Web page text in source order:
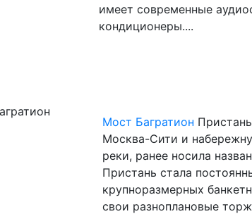
имеет современные
кондиционеры....
Мост Багратион
Москва-Сити и
реки, ранее носила
Пристань стала
крупноразмерных
свои разноплановые